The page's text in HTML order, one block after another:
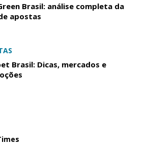
Brasil: análise completa da
apostas
Brasil: Dicas, mercados e